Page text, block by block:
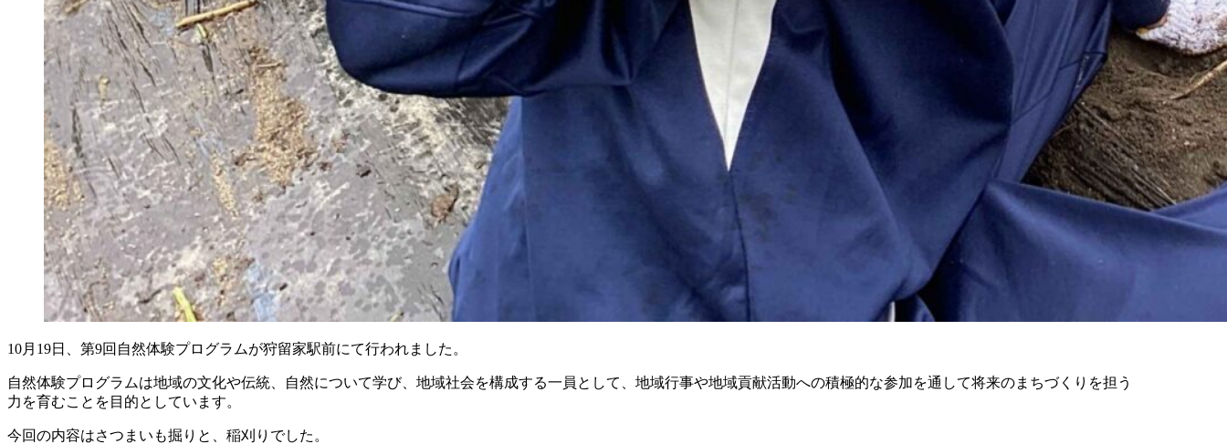
10月19日、第9回自然体験プログラムが狩留家駅前にて行われました。
自然体験プログラムは地域の文化や伝統、自然について学び、地域社会を構成する一員として、地域行事や地域貢献活動への積極的な参加を通して将来のまちづくりを担う
力を育むことを目的としています。
今回の内容はさつまいも掘りと、稲刈りでした。